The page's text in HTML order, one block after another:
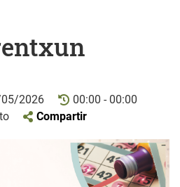
2026
00:00 - 00:00
Compartir